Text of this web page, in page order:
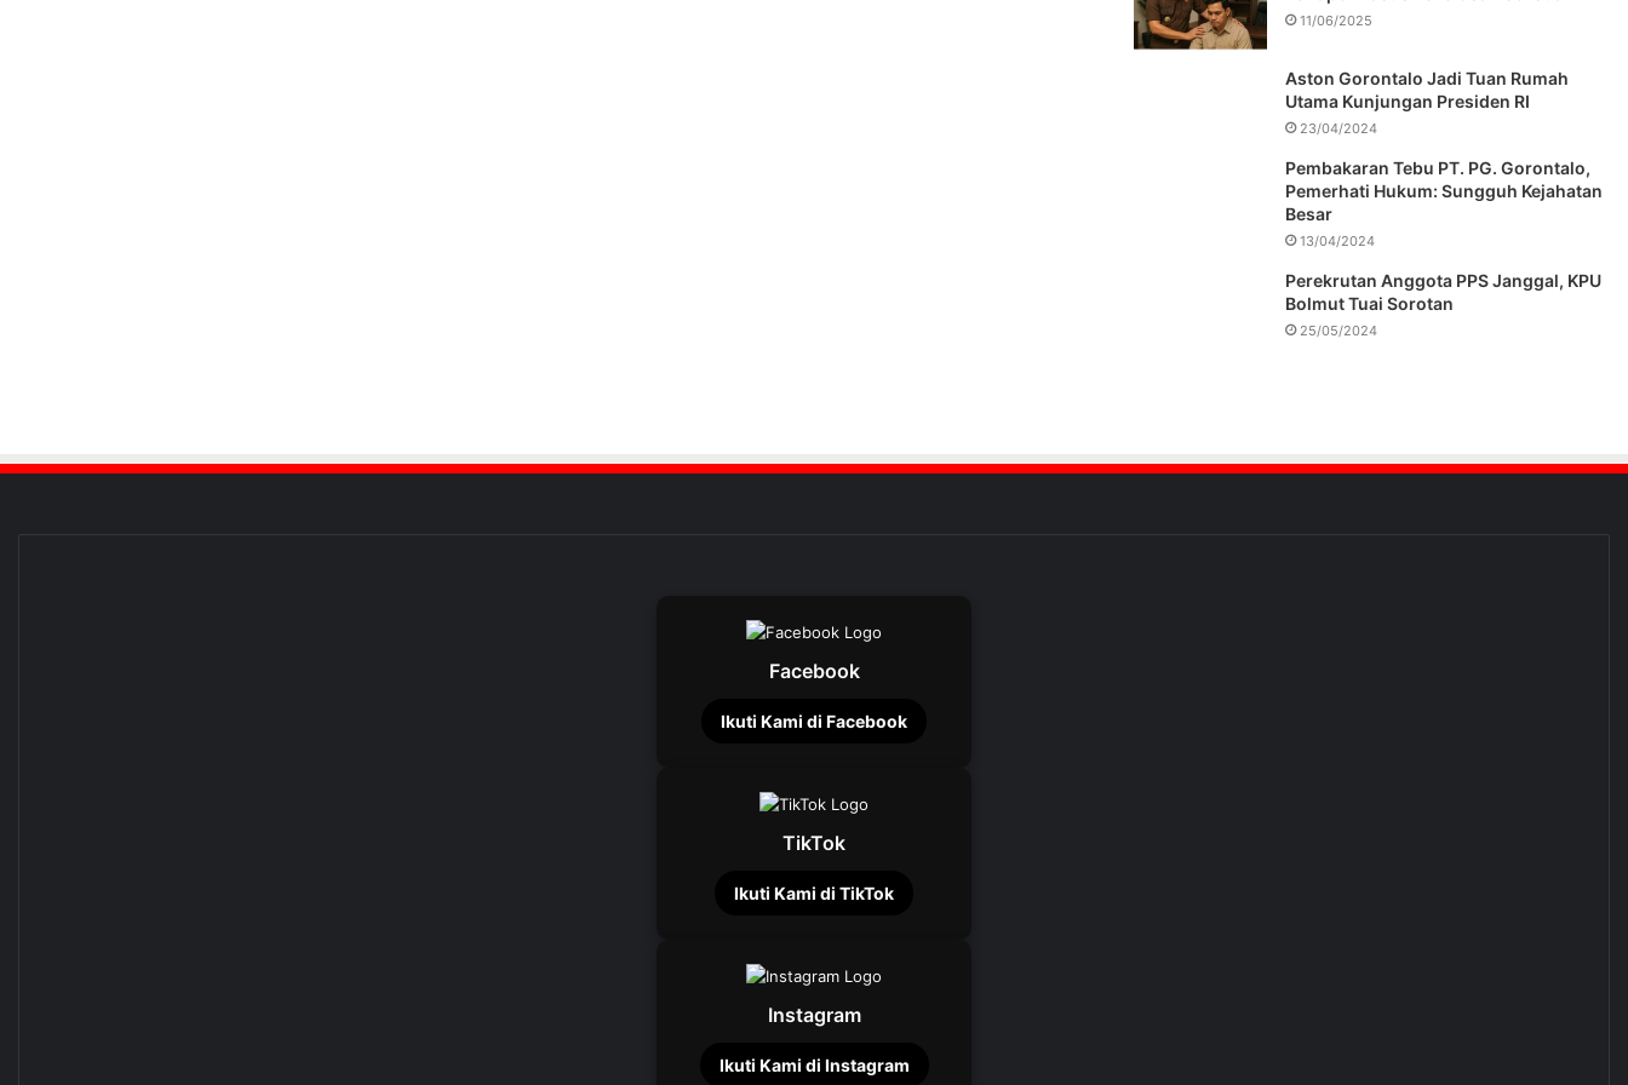
11/06/2025
Aston Gorontalo Jadi Tuan Rumah
Utama Kunjungan Presiden RI
23/04/2024
Pembakaran Tebu PT. PG. Gorontalo,
Pemerhati Hukum: Sungguh Kejahatan
Besar
13/04/2024
Perekrutan Anggota PPS Janggal, KPU
Bolmut Tuai Sorotan
25/05/2024
Facebook
Ikuti Kami di Facebook
TikTok
Ikuti Kami di TikTok
Instagram
Ikuti Kami di Instagram